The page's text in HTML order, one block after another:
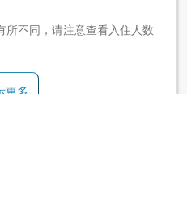
所不同，请注意查看入住人数
更多